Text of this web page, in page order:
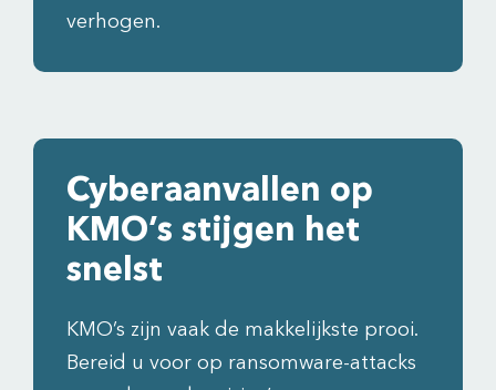
verhogen.
Cyberaanvallen op
KMO’s stijgen het
snelst
KMO’s zijn vaak de makkelijkste prooi.
Bereid u voor op ransomware-attacks